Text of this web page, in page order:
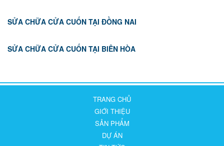
SỬA CHỮA CỬA CUỐN TẠI ĐỒNG NAI
SỬA CHỮA CỬA CUỐN TẠI BIÊN HÒA
TRANG CHỦ
GIỚI THIỆU
SẢN PHẨM
DỰ ÁN